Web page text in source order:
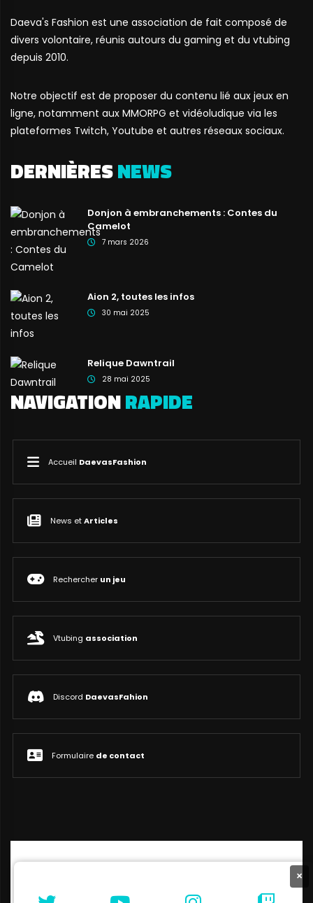
Daeva's Fashion est une association de fait composé de
divers volontaire, réunis autours du gaming et du vtubing
depuis 2010.
Notre objectif est de proposer du contenu lié aux jeux en
ligne, notamment aux MMORPG et vidéoludique via les
plateformes Twitch, Youtube et autres réseaux sociaux.
DERNIÈRESNEWS
Donjon à embranchements : Contes du
Camelot
7 mars 2026
Aion 2, toutes les infos
30 mai 2025
Relique Dawntrail
28 mai 2025
NAVIGATIONRAPIDE
Accueil DaevasFashion
News etArticles
Rechercher un jeu
Vtubing association
Discord DaevasFahion
Formulaire de contact
×